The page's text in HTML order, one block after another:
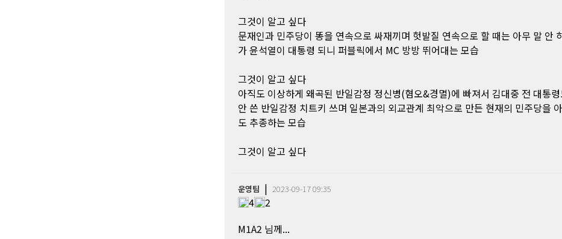
그것이 알고 싶다
문재인과 민주당이 똥을 연속으로 싸재끼며 헛발질 연속으로 할 때는 아무 말 안
가 윤석열이 대통령 되니 퍼블릭에서 MC 방방 뛰어대는 모습
그것이 알고 싶다
아직도 이상하게 왜곡된 반일감정 정신병(혐오&경멸)에 빠져서 김대중 전 대통
안 쓴 반일감정 치트키 쓰며 일본과의 외교관계 최악으로 만든 현재의 민주당을
도 추종하는 모습
그것이 알고 싶다
운영팀 | 2023-09-17 09:35
4
2
M1A2 님께...